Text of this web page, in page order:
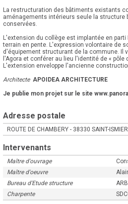
La restructuration des bâtiments existants
aménagements intérieurs seule la structure
conservées.
L'extension du collège est implantée en
terrain en pente. L'expression volontaire de
d'équipement structurant de la commune. Il
l'Agora et conférer au lieu l'identité de « pôle
L'extension enveloppe l'ancienne
Architecte APOIDEA ARCHITECTURE
Je publie mon projet sur le site
Adresse postale
ROUTE DE CHAMBERY - 38330 SAINT-ISMIER
Intervenants
Maître d'ouvrage
Maître d'oeuvre
Bureau d'Etude structure
Charpente